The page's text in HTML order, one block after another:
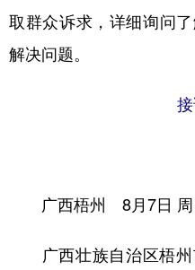
取群众诉求，详细询问
解决问题。
接
广西梧州 8月7日 周
广西壮族自治区梧州